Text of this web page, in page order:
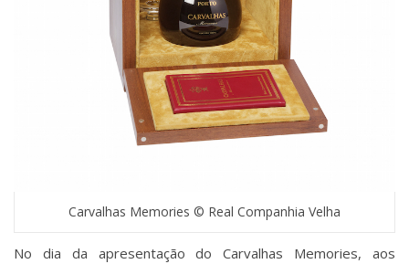
Carvalhas Memories © Real Companhia Velha
No dia da apresentação do Carvalhas Memories, aos